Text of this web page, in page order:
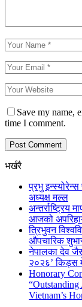
Save my name,
time I comment.
भर्खरै
प्रभु
अध्यक्ष मल्ल
अन्तर्राष्ट्रिय
आजको
त्रिभुवन
औपचारिक
नेपालका देव
२०२६’ किड्स
Honorary
“Outstanding
Vietnam’s